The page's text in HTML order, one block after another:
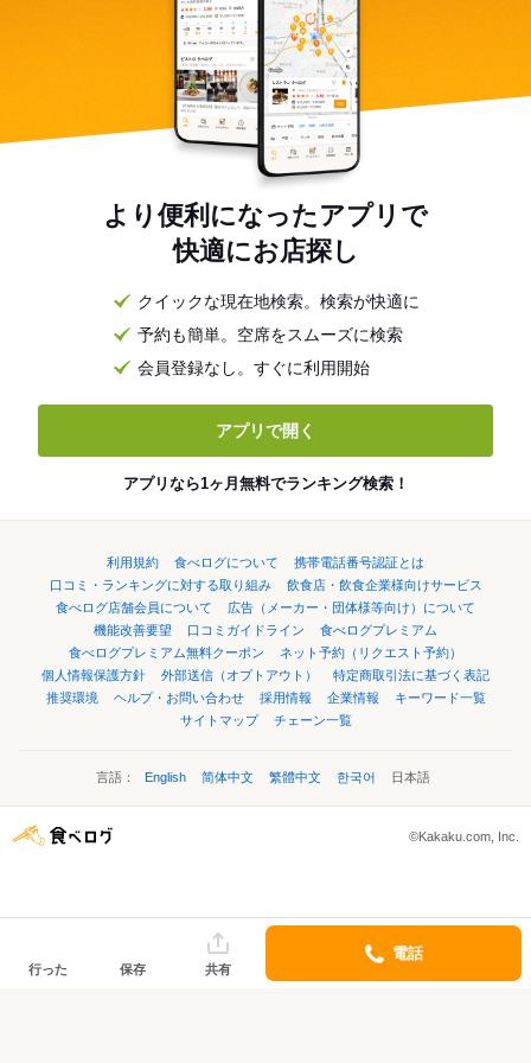
より便利になったアプリで
快適にお店探し
クイックな現在地検索。検索が快適に
予約も簡単。空席をスムーズに検索
会員登録なし。すぐに利用開始
アプリで開く
アプリなら1ヶ月無料でランキング検索！
利用規約 食べログについて
携帯電話番号認証とは
口コミ・ランキングに対する取り組み
飲食店・飲食企業様向けサービス
食べログ店舗会員について
広告（メーカー・団体様等向け）について
機能改善要望
口コミガイドライン
食べログプレミアム
食べログプレミアム無料クーポン
ネット予約（リクエスト予約）
個人情報保護方針
外部送信（オプトアウト）
特定商取引法に基づく表記
推奨環境
ヘルプ・お問い合わせ 採用情報 企業情報
キーワード一覧
サイトマップ
チェーン一覧
言語： English 简体中文 繁體中文 한국어 日本語
©Kakaku.com, Inc.
行った 保存 共有
電話